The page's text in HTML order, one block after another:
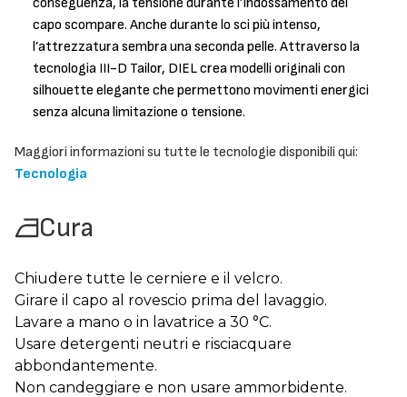
capo scompare. Anche durante lo sci più intenso,
l’attrezzatura sembra una seconda pelle. Attraverso la
tecnologia III-D Tailor, DIEL crea modelli originali con
silhouette elegante che permettono movimenti energici
senza alcuna limitazione o tensione.
Maggiori informazioni su tutte le tecnologie disponibili qui:
Tecnologia
Cura
Chiudere tutte le cerniere e il velcro.
Girare il capo al rovescio prima del lavaggio.
Lavare a mano o in lavatrice a 30 °C.
Usare detergenti neutri e risciacquare
abbondantemente.
Non candeggiare e non usare ammorbidente.